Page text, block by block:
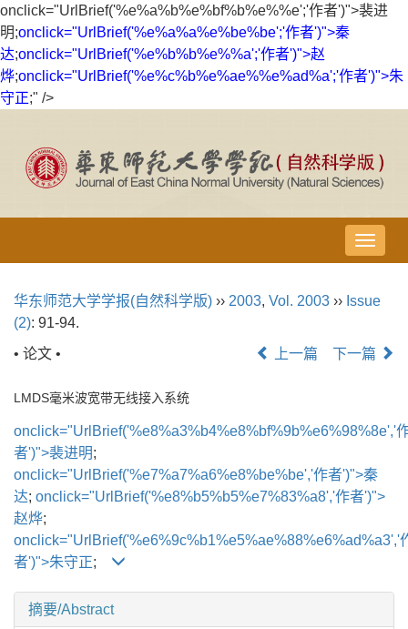
onclick="UrlBrief('%e%a%b%e%bf%b%e%%e';'作者')">裴进
明;onclick="UrlBrief('%e%a%a%e%be%be';'作者')">秦
达;onclick="UrlBrief('%e%b%b%e%%a';'作者')">赵
烨;onclick="UrlBrief('%e%c%b%e%ae%%e%ad%a';'作者')">朱
守正;" />
导
航
换
华东师范大学学报(自然科学版) ›› 2003, Vol. 2003 ›› Issue
(2): 91-94.
• 论文 •
上一篇 下一篇
LMDS毫米波宽带无线接入系统
onclick="UrlBrief('%e8%a3%b4%e8%bf%9b%e6%98%8e','
者')">裴进明;
onclick="UrlBrief('%e7%a7%a6%e8%be%be','作者')">秦
达; onclick="UrlBrief('%e8%b5%b5%e7%83%a8','作者')">
赵烨;
onclick="UrlBrief('%e6%9c%b1%e5%ae%88%e6%ad%a3','
者')">朱守正;
摘要/Abstract